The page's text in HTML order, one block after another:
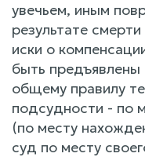
увечьем, иным
результате
иски о
быть
общему правилу
подсудности - по
(по месту
суд по месту